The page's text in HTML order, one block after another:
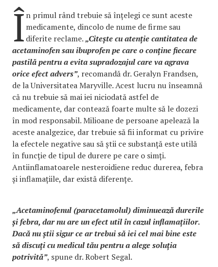
În primul rând trebuie să înțelegi ce sunt aceste
medicamente, dincolo de nume de firme sau
diferite reclame.„Citește cu atenție cantitatea de
acetaminofen sau ibuprofen pe care o conține fiecare
pastilă pentru a evita supradozajul care va agrava
orice efect advers”, recomandă dr. Geralyn Frandsen,
de la Universitatea Maryville. Acest lucru nu înseamnă
că nu trebuie să mai iei niciodată astfel de
medicamente, dar contează foarte multe să le dozezi
în mod responsabil. Milioane de persoane apelează la
aceste analgezice, dar trebuie să fii informat cu privire
la efectele negative sau să știi ce substanță este utilă
în funcție de tipul de durere pe care o simți.
Antiinflamatoarele nesteroidiene reduc durerea, febra
și inflamațiile, dar există diferențe.
„Acetaminofenul (paracetamolul) diminuează durerile
și febra, dar nu are un efect util în cazul inflamațiilor.
Dacă nu știi sigur ce ar trebui să iei cel mai bine este
să discuți cu medicul tău pentru a alege soluția
potrivită”, spune dr. Robert Segal.